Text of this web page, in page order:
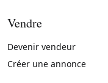
Vendre
Devenir vendeur
Créer une annonce